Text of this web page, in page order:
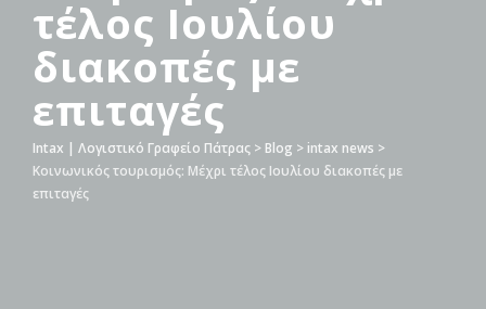
τέλος Ιουλίου
διακοπές με
επιταγές
Intax | Λογιστικό Γραφείο Πάτρας > Blog > intax news >
Κοινωνικός τουρισμός: Μέχρι τέλος Ιουλίου διακοπές με
επιταγές